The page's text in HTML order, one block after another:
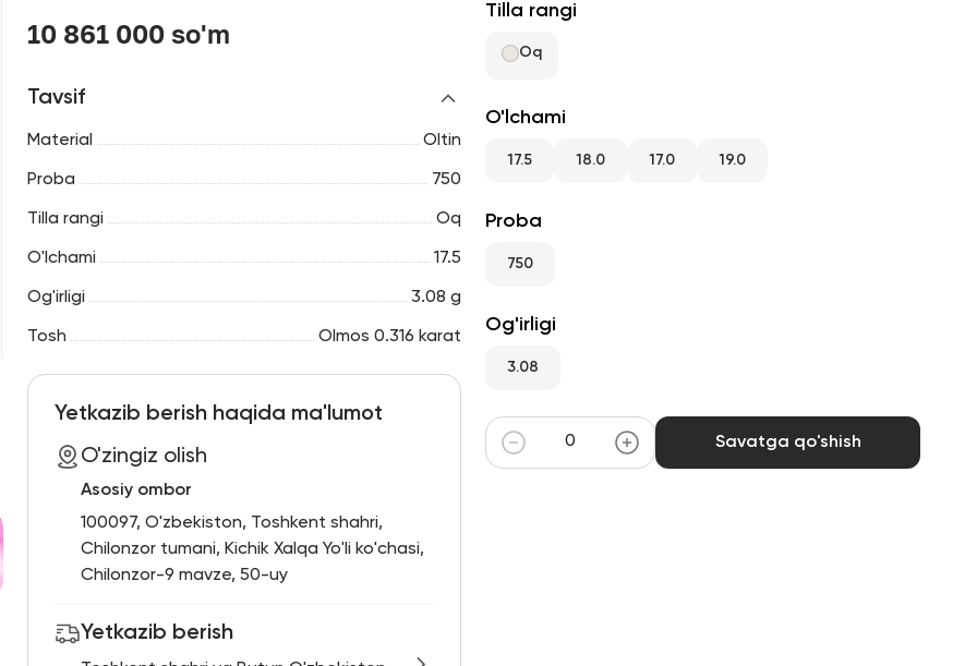
10 861 000 so'm
Tavsif
Material Oltin
Proba 750
Tilla rangi Oq
O'lchami 17.5
Og'irligi 3.08 g
Tosh Olmos 0.316 karat
Yetkazib berish haqida ma'lumot
O'zingiz olish
Asosiy ombor
100097, O'zbekiston, Toshkent shahri,
Chilonzor tumani, Kichik Xalqa Yo'li ko'chasi,
Chilonzor-9 mavze, 50-uy
Yetkazib berish
Tilla rangi
Oq
O'lchami
17.5 18.0 17.0 19.0
Proba
750
Og'irligi
3.08
Savatga qo'shish